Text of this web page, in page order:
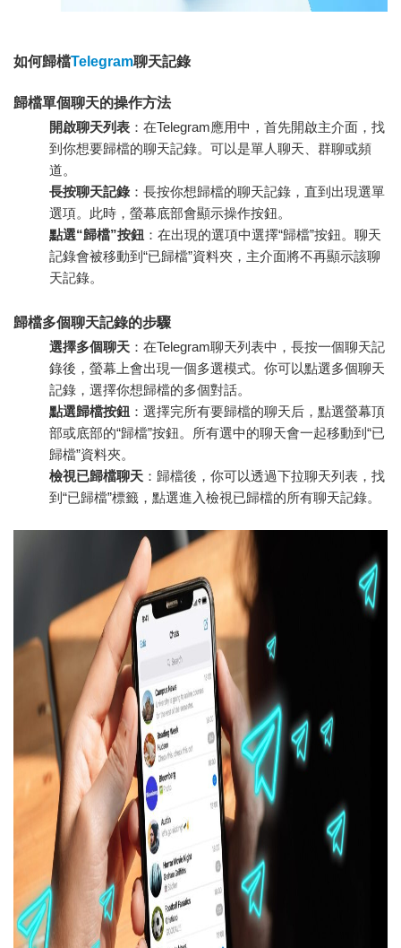
如何歸檔Telegram聊天記錄
歸檔單個聊天的操作方法
開啟聊天列表 ：在Telegram應用中，首先開啟主介面，找
到你想要歸檔的聊天記錄。可以是單人聊天、群聊或頻
道。
長按聊天記錄：長按你想歸檔的聊天記錄，直到出現選單
選項。此時，螢幕底部會顯示操作按鈕。
點選“歸檔”按鈕 ：在出現的選項中選擇“歸檔”按鈕。聊天
記錄會被移動到“已歸檔”資料夾，主介面將不再顯示該聊
天記錄。
歸檔多個聊天記錄的步驟
選擇多個聊天 ：在Telegram聊天列表中，長按一個聊天記
錄後，螢幕上會出現一個多選模式。你可以點選多個聊天
記錄，選擇你想歸檔的多個對話。
點選歸檔按鈕 ：選擇完所有要歸檔的聊天后，點選螢幕頂
部或底部的“歸檔”按鈕。所有選中的聊天會一起移動到“已
歸檔”資料夾。
檢視已歸檔聊天 ：歸檔後，你可以透過下拉聊天列表，找
到“已歸檔”標籤，點選進入檢視已歸檔的所有聊天記錄。